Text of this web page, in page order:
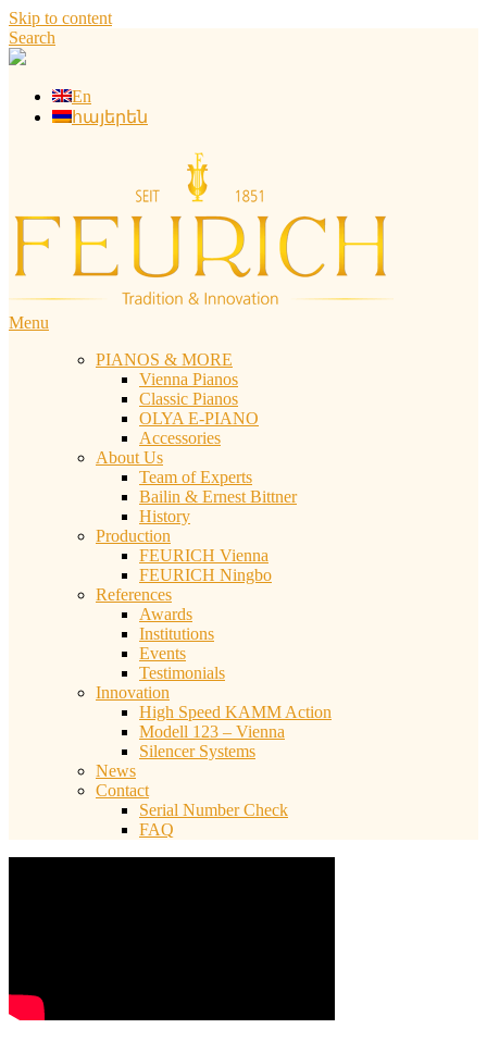
Skip to content
Search
En
հայերեն
Menu
PIANOS & MORE
Vienna Pianos
Classic Pianos
OLYA E-PIANO
Accessories
About Us
Team of Experts
Bailin & Ernest Bittner
History
Production
FEURICH Vienna
FEURICH Ningbo
References
Awards
Institutions
Events
Testimonials
Innovation
High Speed KAMM Action
Modell 123 – Vienna
Silencer Systems
News
Contact
Serial Number Check
FAQ